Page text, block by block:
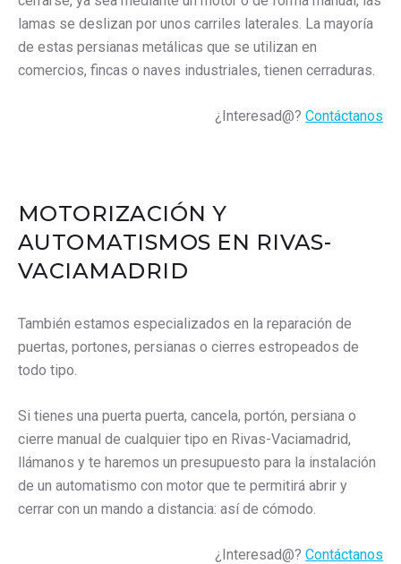
lamas se deslizan por unos carriles laterales. La mayoría
de estas persianas metálicas que se utilizan en
comercios, fincas o naves industriales, tienen cerraduras.
¿Interesad@?Contáctanos
MOTORIZACIÓN Y
AUTOMATISMOS EN RIVAS-
VACIAMADRID
También estamos especializados en la reparación de
puertas, portones, persianas o cierres estropeados de
todo tipo.
Si tienes una puerta puerta, cancela, portón, persiana o
cierre manual de cualquier tipo en Rivas-Vaciamadrid,
llámanos y te haremos un presupuesto para la instalación
de un automatismo con motor que te permitirá abrir y
cerrar con un mando a distancia: así de cómodo.
¿Interesad@?Contáctanos